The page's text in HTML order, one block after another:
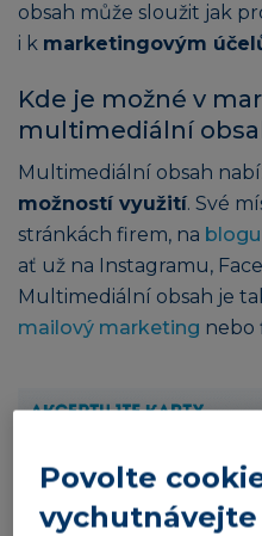
obsah může sloužit jak
i k marketingovým
Kde je možné v
multimediální
Multimediální obsah
možností využití. Své
stránkách firem, na
ať už na Instagramu,
Multimediální obsah je
mailový marketing nebo
Povolte
vychutnávejte